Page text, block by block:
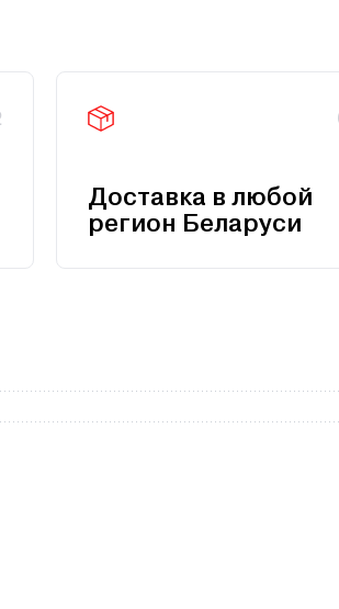
Доставка в любой
регион Беларуси